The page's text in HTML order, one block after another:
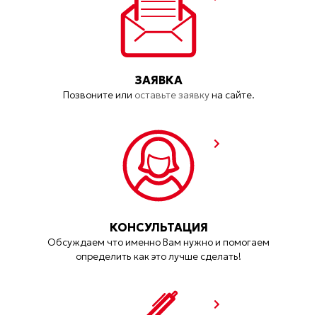
ЗАЯВКА
Позвоните или оставьте заявкуна сайте.
КОНСУЛЬТАЦИЯ
Обсуждаем что именно Вам нужно и помогаем
определить как это лучше сделать!